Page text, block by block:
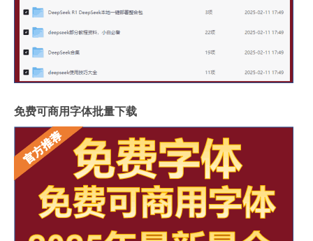
免费可商用字体批量下载